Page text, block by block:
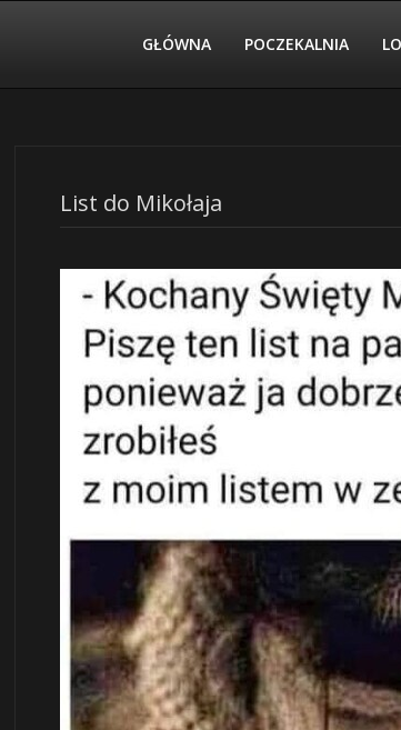
GŁÓWNA POCZEKALNIA
List do Mikołaja